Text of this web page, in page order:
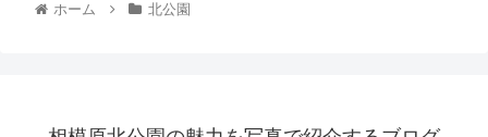
ホーム 北公園